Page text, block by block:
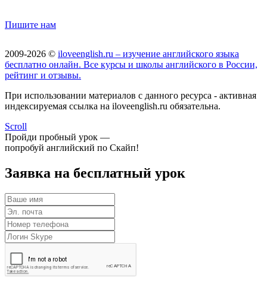
Пишите нам
2009-2026 © iloveenglish.ru – изучение английского языка
бесплатно онлайн. Все курсы и школы английского в России,
рейтинг и отзывы.
При использовании материалов с данного ресурса - активная
индексируемая ссылка на iloveenglish.ru обязательна.
Scroll
Пройди пробный урок —
попробуй английский по Скайп!
Заявка на бесплатный урок